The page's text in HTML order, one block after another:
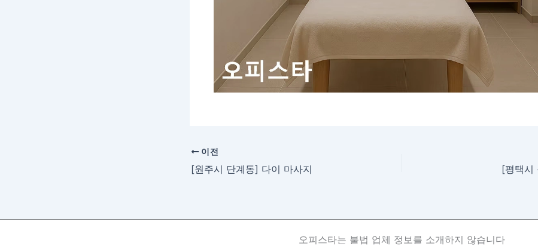
이전
[원주시 단계동] 다이 마사지 [평택시
오피스타는 불법 업체 정보를 소개하지 않습니다